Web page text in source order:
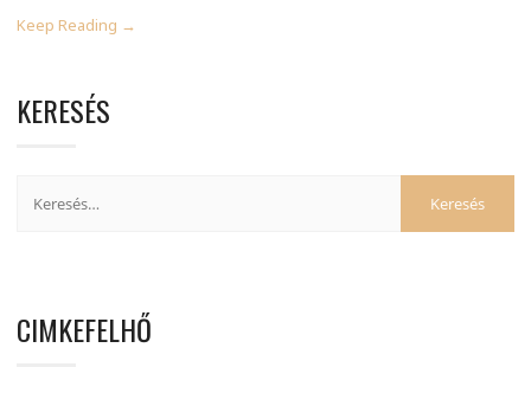
Keep Reading →
KERESÉS
CIMKEFELHŐ